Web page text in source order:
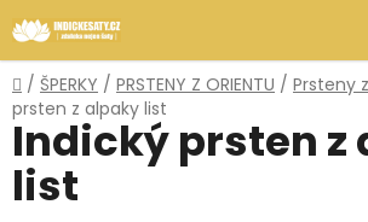
na
obsah
Domů
/ ŠPERKY / PRSTENY Z ORIENTU / Prsteny
prsten z alpaky list
Indický prsten z
list